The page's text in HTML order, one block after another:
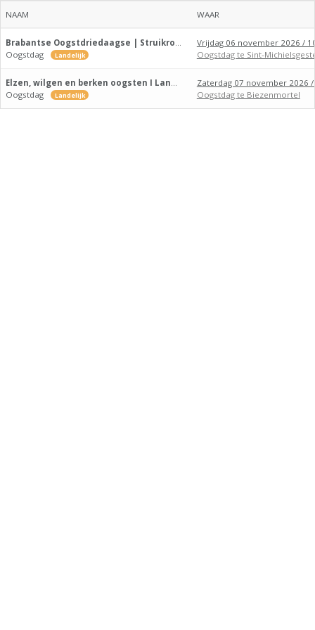
NAAM WAAR
Brabantse Oogstdriedaagse | Struikroven bij Domein aan de Dommel
Oogstdag
Landelijk
Vrijdag 06 november 2026 /
Oogstdag te Sint-
Elzen, wilgen en berken oogsten I Landpark Assisië
Oogstdag
Landelijk
Zaterdag 07 november 2026
Oogstdag te Biezenmortel